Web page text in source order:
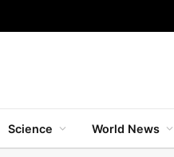
Science World News